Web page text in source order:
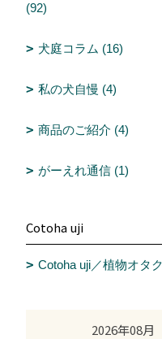
(92)
犬庭コラム (16)
私の犬自慢 (4)
商品のご紹介 (4)
がーえれ通信 (1)
Cotoha uji
Cotoha uji／植物オタ
2026年08月